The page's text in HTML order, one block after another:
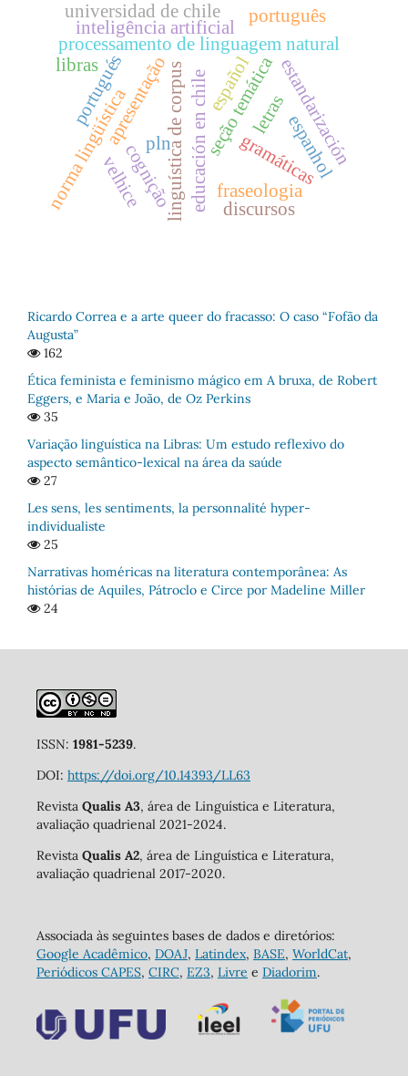
linguística de corpus
processamento de linguagem natural
inteligência artificial
letras
apresentação seção temática
cognição
estandarización
educación en chile gramáticas
universidad de chile
norma lingüística
portugués español
português
espanhol
libras
fraseologia
pln
velhice discursos
Ricardo Correa e a arte queer do fracasso: O caso “Fofão da
Augusta”
162
Ética feminista e feminismo mágico em A bruxa, de Robert
Eggers, e Maria e João, de Oz Perkins
35
Variação linguística na Libras: Um estudo reflexivo do
aspecto semântico-lexical na área da saúde
27
Les sens, les sentiments, la personnalité hyper-
individualiste
25
Narrativas homéricas na literatura contemporânea: As
histórias de Aquiles, Pátroclo e Circe por Madeline Miller
24
ISSN: 1981-5239.
DOI: https://doi.org/10.14393/LL63
Revista Qualis A3, área de Linguística e Literatura,
avaliação quadrienal 2021-2024.
Revista Qualis A2, área de Linguística e Literatura,
avaliação quadrienal 2017-2020.
Associada às seguintes bases de dados e diretórios:
Google Acadêmico, DOAJ, Latindex, BASE, WorldCat,
Periódicos CAPES, CIRC, EZ3, Livre e Diadorim.